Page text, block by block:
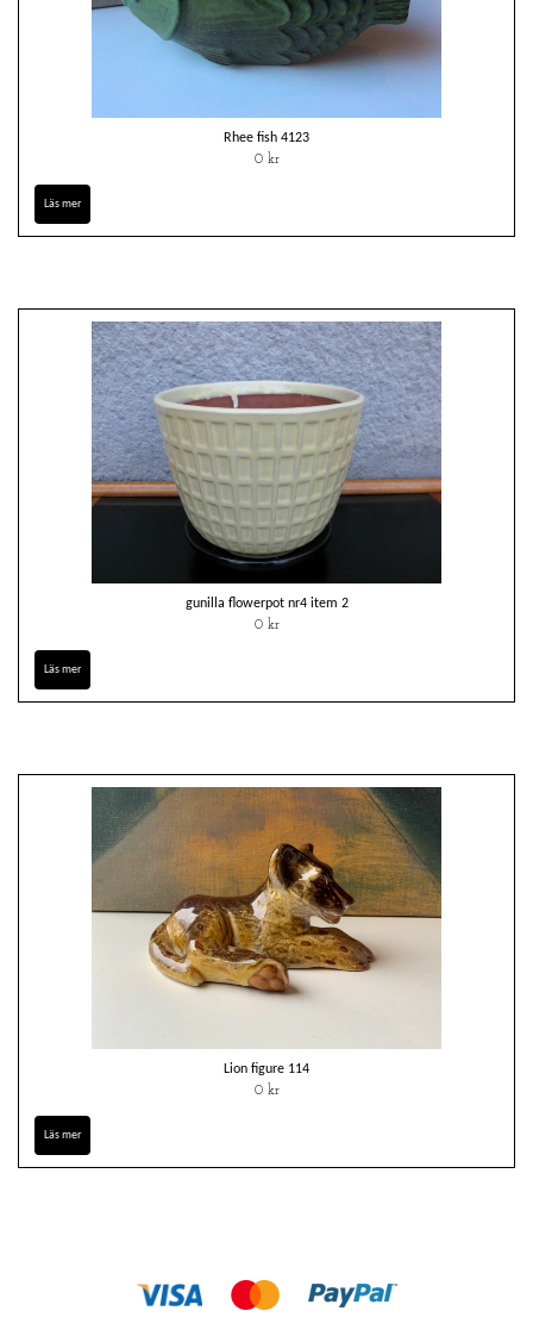
Rhee fish 4123
0 kr
Läs mer
gunilla flowerpot nr4 item 2
0 kr
Läs mer
Lion figure 114
0 kr
Läs mer